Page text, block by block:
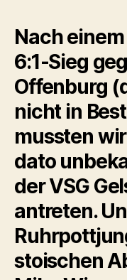
Nach
6:1-Sieg
Offenburg
nicht in
mussten
dato
der VSG
antreten.
stoischen